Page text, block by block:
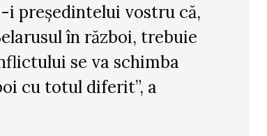
președintelui vostru că,
în război, trebuie
se va schimba
cu totul diferit”, a